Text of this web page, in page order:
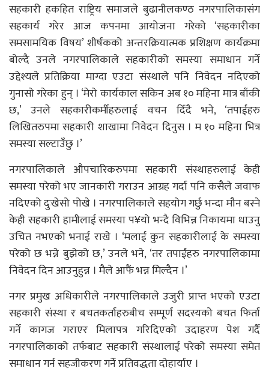
सहकारी हकहित राष्ट्रिय समाजले बुढानीलकण्ठ नगरपालिकासंग
सहकार्य गरेर आज कपनमा आयोजना गरेको ‘सहकारीका
समसामयिक विषय’ शीर्षकको अन्तरक्रियात्मक प्रशिक्षण कार्यक्रमा
बोल्दै उनले नगरपालिकाले सहकारीको समस्या समाधान गर्ने
उद्देश्यले प्रतिक्रिया माग्दा एउटा संस्थाले पनि निवेदन नदिएको
गुनासो गरेका हुन् । ‘मेरो कार्यकाल सकिन अब १० महिना मात्र बाँकी
छ,’ उनले सहकारीकर्मीहरुलाई वचन दिँदै भने, ‘तपाईंहरु
लिखितरुपमा सहकारी शाखामा निवेदन दिनुस । म १० महिना भित्र
समस्या सल्टाउँछु ।’
नगरपालिकाले औपचारिकरुपमा सहकारी संस्थाहरुलाई केही
समस्या परेको भए जानकारी गराउन आग्रह गर्दा पनि कसैले जवाफ
नदिएको दुःखेसो पोखे । नगरपालिकाले सहयोग गर्छु भन्दा मौन बस्ने
केही सहकारी हामीलाई समस्या प¥यो भन्दै विभिन्न निकायमा धाउनु
उचित नभएको भनाई राखे । ‘मलाई कुन सहकारीलाई के समस्या
परेको छ भन्ने बुझेको छ,’ उनले भने, ‘तर तपाईंहरु नगरपालिकामा
निवेदन दिन आउनुहुन्न । मैले आफैं भन्न मिल्दैन ।’
नगर प्रमुख अधिकारीले नगरपालिकाले उजुरी प्राप्त भएको एउटा
सहकारी संस्था र बचतकर्ताहरुबीच सम्पूर्ण सदस्यको बचत फिर्ता
गर्ने कागज गराएर मिलापत्र गरिदिएको उदाहरण पेश गर्दै
नगरपालिकाको तर्फबाट सहकारी संस्थालाई परेको समस्या समेत
समाधान गर्न सहजीकरण गर्ने प्रतिवद्धता दोहार्याए ।